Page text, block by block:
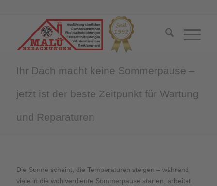
Ihr Dach macht keine Sommerpause –
jetzt ist der beste Zeitpunkt für Wartung
und Reparaturen
Die Sonne scheint, die Temperaturen steigen – während
viele in die wohlverdiente Sommerpause starten, arbeitet